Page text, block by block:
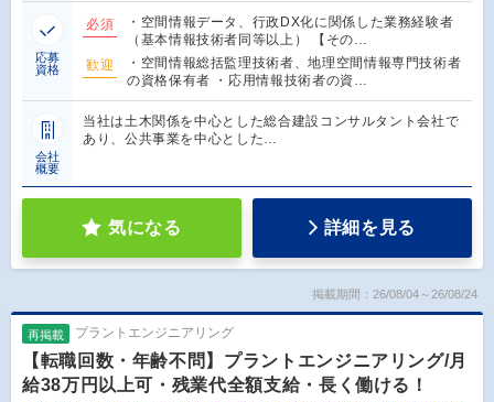
応募
資格
必須
・空間情報データ、行政DX化に関係した業務経験者
（基本情報技術者同等以上） 【その…
歓迎
・空間情報総括監理技術者、地理空間情報専門技術者
の資格保有者 ・応用情報技術者の資…
会社
概要
当社は土木関係を中心とした総合建設コンサルタント会社で
あり、公共事業を中心とした…
気になる 詳細を見る
掲載期間：26/08/04～26/08/24
再掲載 プラントエンジニアリング
【転職回数・年齢不問】プラントエンジニアリング/月
給38万円以上可・残業代全額支給・長く働ける！